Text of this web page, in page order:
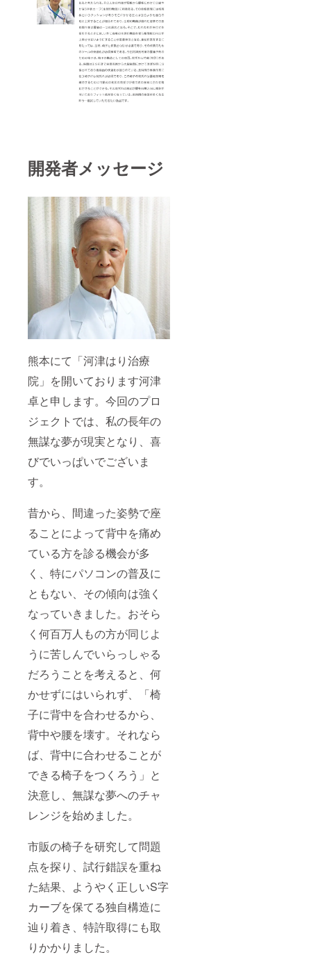
開発者メッセージ
熊本にて「河津はり治療
院」を開いております河津
卓と申します。今回のプロ
ジェクトでは、私の長年の
無謀な夢が現実となり、喜
びでいっぱいでございま
す。
昔から、間違った姿勢で座
ることによって背中を痛め
ている方を診る機会が多
く、特にパソコンの普及に
ともない、その傾向は強く
なっていきました。おそら
く何百万人もの方が同じよ
うに苦しんでいらっしゃる
だろうことを考えると、何
かせずにはいられず、「椅
子に背中を合わせるから、
背中や腰を壊す。それなら
ば、背中に合わせることが
できる椅子をつくろう」と
決意し、無謀な夢へのチャ
レンジを始めました。
市販の椅子を研究して問題
点を探り、試行錯誤を重ね
た結果、ようやく正しいS字
カーブを保てる独自構造に
辿り着き、特許取得にも取
りかかりました。